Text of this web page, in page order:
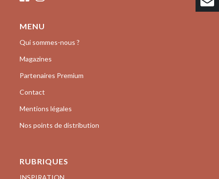
MENU
Qui sommes-nous ?
Magazines
Partenaires Premium
Contact
Mentions légales
Nos points de distribution
RUBRIQUES
INSPIRATION